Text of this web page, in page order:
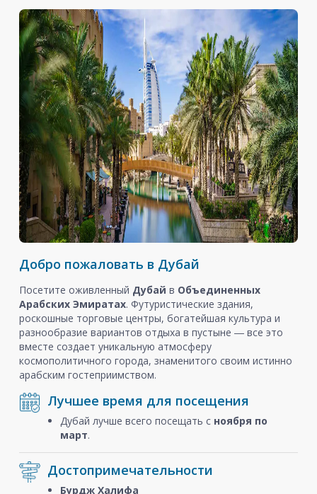
Добро пожаловать в Дубай
Посетите оживленный Дубай в Объединенных
Арабских Эмиратах. Футуристические здания,
роскошные торговые центры, богатейшая культура и
разнообразие вариантов отдыха в пустыне ― все это
вместе создает уникальную атмосферу
космополитичного города, знаменитого своим истинно
арабским гостеприимством.
Лучшее время для посещения
Дубай лучше всего посещать с ноября по
март.
Достопримечательности
Бурдж Халифа